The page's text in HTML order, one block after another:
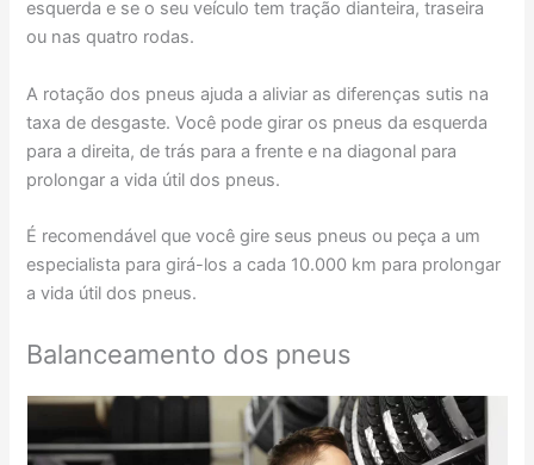
esquerda e se o seu veículo tem tração dianteira, traseira
ou nas quatro rodas.
A rotação dos pneus ajuda a aliviar as diferenças sutis na
taxa de desgaste. Você pode girar os pneus da esquerda
para a direita, de trás para a frente e na diagonal para
prolongar a vida útil dos pneus.
É recomendável que você gire seus pneus ou peça a um
especialista para girá-los a cada 10.000 km para prolongar
a vida útil dos pneus.
Balanceamento dos pneus